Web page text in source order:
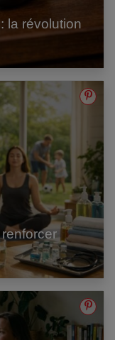
la révolution